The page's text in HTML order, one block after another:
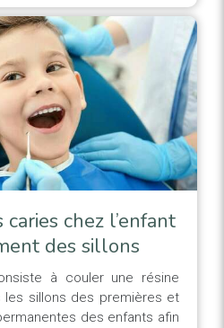
chez l’enfant
des sillons
à couler une résine
sillons des premières et
des enfants afin